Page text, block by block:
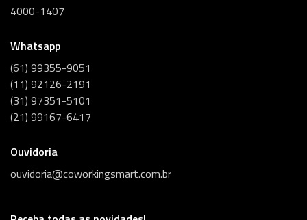
4000-1407
Whatsapp
(61) 99355-9051
(11) 92126-2191
(31) 97351-5101
(21) 99167-6417
Ouvidoria
ouvidoria@coworkingsmart.com.br